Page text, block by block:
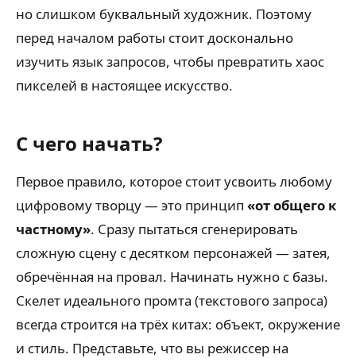
но слишком буквальный художник. Поэтому
перед началом работы стоит досконально
изучить язык запросов, чтобы превратить хаос
пикселей в настоящее искусство.
С чего начать?
Первое правило, которое стоит усвоить любому
цифровому творцу — это принцип «от общего к
частному». Сразу пытаться сгенерировать
сложную сцену с десятком персонажей — затея,
обречённая на провал. Начинать нужно с базы.
Скелет идеального промта (текстового запроса)
всегда строится на трёх китах: объект, окружение
и стиль. Представьте, что вы режиссер на